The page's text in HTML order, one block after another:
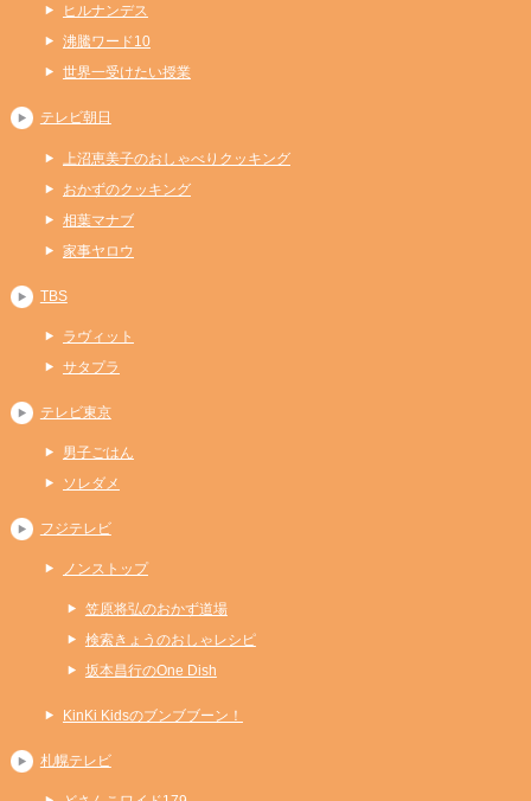
ヒルナンデス
沸騰ワード10
世界一受けたい授業
テレビ朝日
上沼恵美子のおしゃべりクッキング
おかずのクッキング
相葉マナブ
家事ヤロウ
TBS
ラヴィット
サタプラ
テレビ東京
男子ごはん
ソレダメ
フジテレビ
ノンストップ
笠原将弘のおかず道場
検索きょうのおしゃレシピ
坂本昌行のOne Dish
KinKi Kidsのブンブブーン！
札幌テレビ